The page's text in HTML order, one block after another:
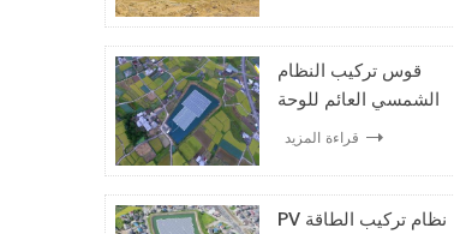
قوس تركيب النظام
الشمسي العائم للوحة
الشمسية
قراءة المزيد
PV نظام تركيب الطاقة